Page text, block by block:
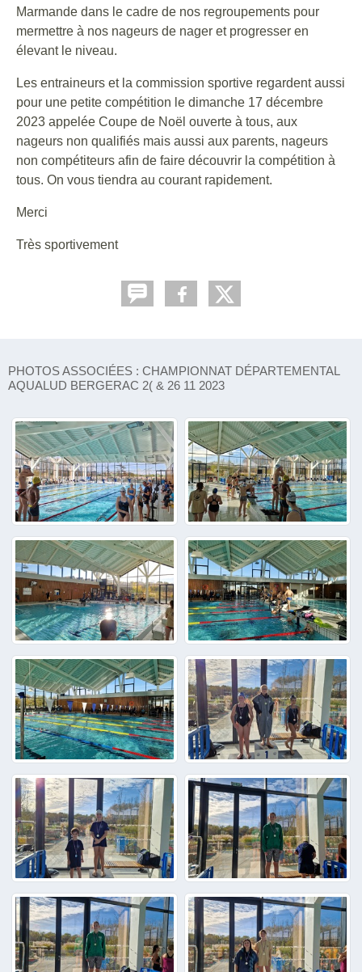
Marmande dans le cadre de nos regroupements pour
mermettre à nos nageurs de nager et progresser en
élevant le niveau.
Les entraineurs et la commission sportive regardent aussi
pour une petite compétition le dimanche 17 décembre
2023 appelée Coupe de Noël ouverte à tous, aux
nageurs non qualifiés mais aussi aux parents, nageurs
non compétiteurs afin de faire découvrir la compétition à
tous. On vous tiendra au courant rapidement.
Merci
Très sportivement
PHOTOS ASSOCIÉES : CHAMPIONNAT DÉPARTEMENTAL
AQUALUD BERGERAC 2( & 26 11 2023